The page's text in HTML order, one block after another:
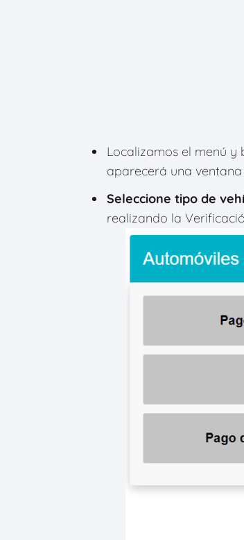
Localizamos el menú y
aparecerá una
Seleccione tipo de
realizando la